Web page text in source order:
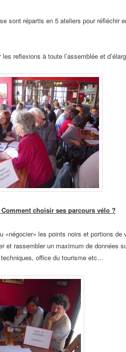
sont répartis en 5 ateliers pour réfléchir
reflexions à toute l’assemblée et
Comment choisir ses parcours vélo ?
«négocier» les points noirs et portions de
et rassembler un maximum de données
office du tourisme etc…